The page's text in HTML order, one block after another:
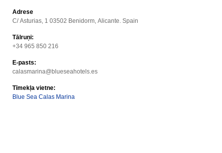
Adrese
C/ Asturias, 1 03502 Benidorm, Alicante. Spain
Tālruņi:
+34 965 850 216
E-pasts:
calasmarina@blueseahotels.es
Tīmekļa vietne:
Blue Sea Calas Marina